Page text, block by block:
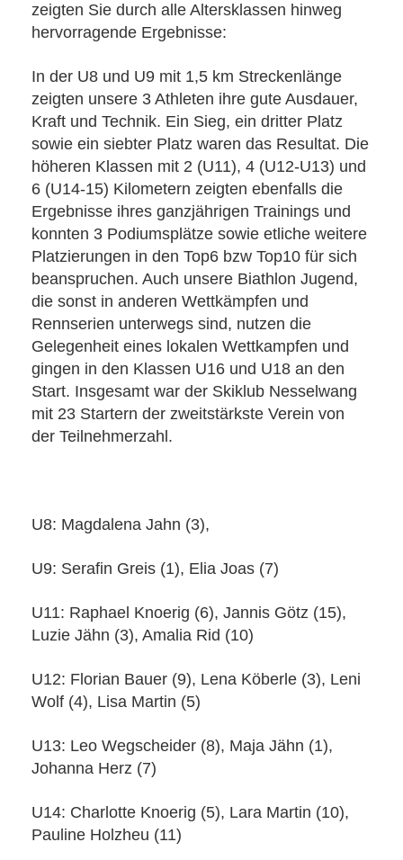
zeigten Sie durch alle Altersklassen hinweg
hervorragende Ergebnisse:
In der U8 und U9 mit 1,5 km Streckenlänge
zeigten unsere 3 Athleten ihre gute Ausdauer,
Kraft und Technik. Ein Sieg, ein dritter Platz
sowie ein siebter Platz waren das Resultat. Die
höheren Klassen mit 2 (U11), 4 (U12-U13) und
6 (U14-15) Kilometern zeigten ebenfalls die
Ergebnisse ihres ganzjährigen Trainings und
konnten 3 Podiumsplätze sowie etliche weitere
Platzierungen in den Top6 bzw Top10 für sich
beanspruchen. Auch unsere Biathlon Jugend,
die sonst in anderen Wettkämpfen und
Rennserien unterwegs sind, nutzen die
Gelegenheit eines lokalen Wettkampfen und
gingen in den Klassen U16 und U18 an den
Start. Insgesamt war der Skiklub Nesselwang
mit 23 Startern der zweitstärkste Verein von
der Teilnehmerzahl.
U8: Magdalena Jahn (3),
U9: Serafin Greis (1), Elia Joas (7)
U11: Raphael Knoerig (6), Jannis Götz (15),
Luzie Jähn (3), Amalia Rid (10)
U12: Florian Bauer (9), Lena Köberle (3), Leni
Wolf (4), Lisa Martin (5)
U13: Leo Wegscheider (8), Maja Jähn (1),
Johanna Herz (7)
U14: Charlotte Knoerig (5), Lara Martin (10),
Pauline Holzheu (11)